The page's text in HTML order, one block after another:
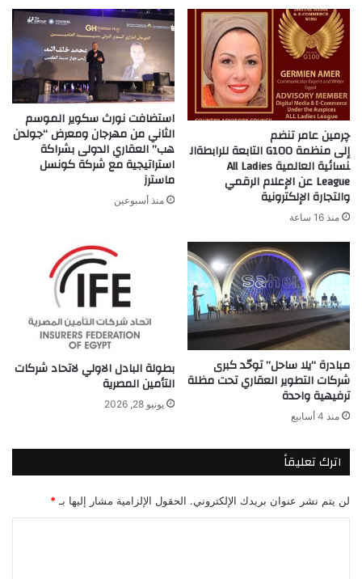
چرمين عامر تنضم
إلى منظمة G100 التابعة للرابطةال
نسائية العالمية All Ladies
League عن الإعلام الرقمي
والتجارة الإلكترونية
منذ 16 ساعة
استضافت نورث سكوير الموسم
الثاني من مهرجان ومعرض “جولدن
هب” العقاري الدولى بشراكة
استراتيجية مع شركة كونسل
ماسترز
منذ أسبوعين
مبادرة “يلا ساحل” توحّد كبرى
شركات التطوير العقاري تحت مظلة
ترفيهية واحدة
منذ 4 أسابيع
بطولة البادل الاولي لاتحاد شركات
التأمين المصرية
يونيو 28, 2026
اترك تعليقاً
لن يتم نشر عنوان بريدك الإلكتروني. الحقول الإلزامية مشار إليها بـ *